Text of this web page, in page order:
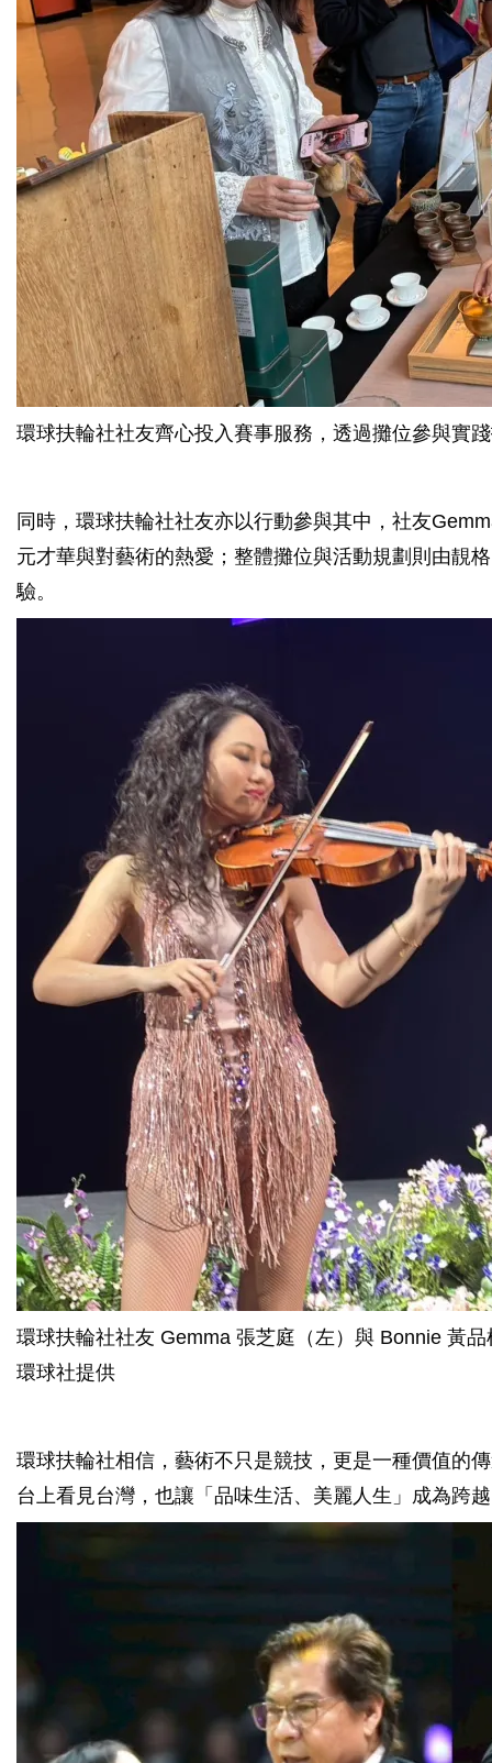
環球扶輪社社友齊心投入賽事服務，透過攤位參與實
同時，環球扶輪社社友亦以行動參與其中，社友
元才華與對藝術的熱愛；整體攤位與活動規劃則由靚
驗。
環球扶輪社社友 Gemma 張芝庭（左）與 Bonnie 黃
環球社提供
環球扶輪社相信，藝術不只是競技，更是一種價值的
台上看見台灣，也讓「品味生活、美麗人生」成為跨